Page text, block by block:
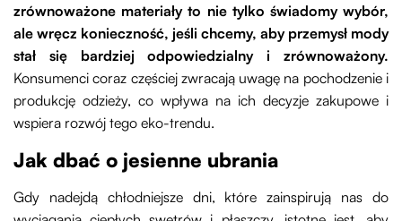
zrównoważone materiały to nie tylko świadomy wybór,
ale wręcz konieczność, jeśli chcemy, aby przemysł mody
stał się bardziej odpowiedzialny i zrównoważony.
Konsumenci coraz częściej zwracają uwagę na pochodzenie i
produkcję odzieży, co wpływa na ich decyzje zakupowe i
wspiera rozwój tego eko-trendu.
Jak dbać o jesienne ubrania
Gdy nadejdą chłodniejsze dni, które zainspirują nas do